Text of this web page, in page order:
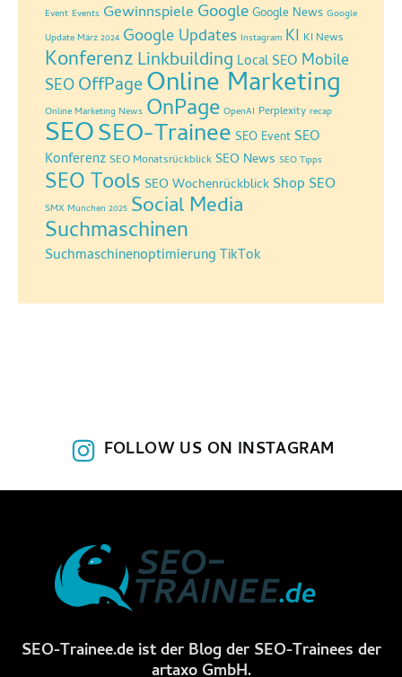
Event Events Gewinnspiele GoogleGoogle News Google
Update März 2024 Google Updates Instagram KI KI News
KonferenzLinkbuilding Local SEO Mobile
SEOOffPageOnline Marketing
Online Marketing News OnPage OpenAI Perplexity recap
SEOSEO-Trainee SEO Event SEO
Konferenz SEO Monatsrückblick SEO News SEO Tipps
SEO Tools SEO Wochenrückblick Shop SEO
SMX München 2025 Social Media
Suchmaschinen
Suchmaschinenoptimierung TikTok
FOLLOW US ON INSTAGRAM
SEO-Trainee.de ist der Blog der SEO-Trainees der
artaxo GmbH.